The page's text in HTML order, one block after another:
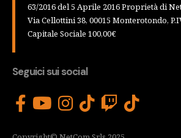
63/2016 del 5 Aprile 2016 Proprietà di
Via Cellottini 38, 00015 Monterotondo,
Capitale Sociale 100,00€
Seguici sui social